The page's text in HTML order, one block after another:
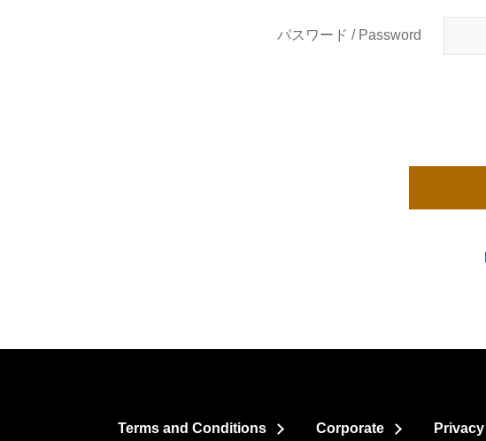
パスワード / Password
Terms and Conditions Corporate Privacy